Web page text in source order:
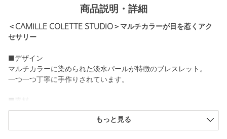
商品説明・詳細
＜CAMILLE COLETTE STUDIO＞マルチカラーが目を惹くアク
セサリー
■デザイン
マルチカラーに染められた淡水パールが特徴のブレスレット。
一つ一つ丁寧に手作りされています。
淡水パール（染色）
もっと見る